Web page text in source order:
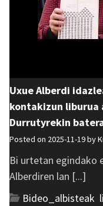
Uxue Alberdi
kontakizun liburua
Durrutyrekin
Posted on 2025-11-19 by
Bi urtetan egindako
Alberdiren lan [...]
Bideo_albisteak